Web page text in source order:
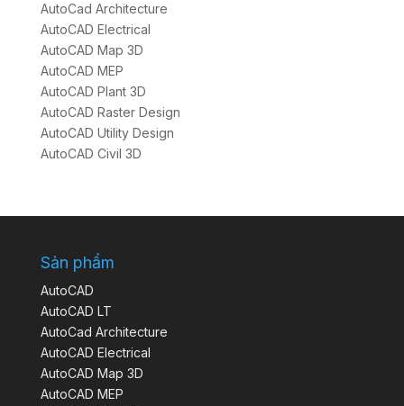
AutoCad Architecture
AutoCAD Electrical
AutoCAD Map 3D
AutoCAD MEP
AutoCAD Plant 3D
AutoCAD Raster Design
AutoCAD Utility Design
AutoCAD Civil 3D
Sản phẩm
AutoCAD
AutoCAD LT
AutoCad Architecture
AutoCAD Electrical
AutoCAD Map 3D
AutoCAD MEP